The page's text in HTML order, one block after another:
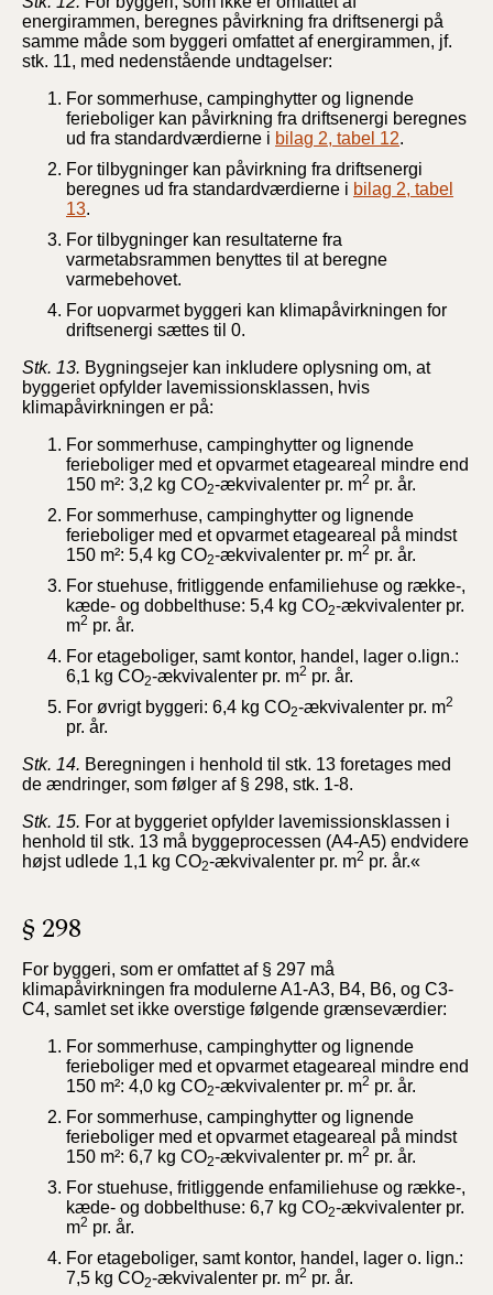
energirammen, beregnes påvirkning fra driftsenergi på
samme måde som byggeri omfattet af energirammen, jf.
stk. 11, med nedenstående undtagelser:
For sommerhuse, campinghytter og lignende
ferieboliger kan påvirkning fra driftsenergi beregnes
ud fra standardværdierne i bilag 2, tabel 12.
For tilbygninger kan påvirkning fra driftsenergi
beregnes ud fra standardværdierne i bilag 2, tabel
13.
For tilbygninger kan resultaterne fra
varmetabsrammen benyttes til at beregne
varmebehovet.
For uopvarmet byggeri kan klimapåvirkningen for
driftsenergi sættes til 0.
Stk. 13. Bygningsejer kan inkludere oplysning om, at
byggeriet opfylder lavemissionsklassen, hvis
klimapåvirkningen er på:
For sommerhuse, campinghytter og lignende
ferieboliger med et opvarmet etageareal mindre end
150 m²: 3,2 kg CO2-ækvivalenter pr. m2 pr. år.
For sommerhuse, campinghytter og lignende
ferieboliger med et opvarmet etageareal på mindst
150 m²: 5,4 kg CO2-ækvivalenter pr. m2 pr. år.
For stuehuse, fritliggende enfamiliehuse og række-,
kæde- og dobbelthuse: 5,4 kg CO2-ækvivalenter pr.
m2 pr. år.
For etageboliger, samt kontor, handel, lager o.lign.:
6,1 kg CO2-ækvivalenter pr. m2 pr. år.
For øvrigt byggeri: 6,4 kg CO2-ækvivalenter pr. m2
pr. år.
Stk. 14. Beregningen i henhold til stk. 13 foretages med
de ændringer, som følger af § 298, stk. 1-8.
Stk. 15. For at byggeriet opfylder lavemissionsklassen i
henhold til stk. 13 må byggeprocessen (A4-A5) endvidere
højst udlede 1,1 kg CO2-ækvivalenter pr. m2 pr. år.«
§ 298
For byggeri, som er omfattet af § 297 må
klimapåvirkningen fra modulerne A1-A3, B4, B6, og C3-
C4, samlet set ikke overstige følgende grænseværdier:
For sommerhuse, campinghytter og lignende
ferieboliger med et opvarmet etageareal mindre end
150 m²: 4,0 kg CO2-ækvivalenter pr. m2 pr. år.
For sommerhuse, campinghytter og lignende
ferieboliger med et opvarmet etageareal på mindst
150 m²: 6,7 kg CO2-ækvivalenter pr. m2 pr. år.
For stuehuse, fritliggende enfamiliehuse og række-,
kæde- og dobbelthuse: 6,7 kg CO2-ækvivalenter pr.
m2 pr. år.
For etageboliger, samt kontor, handel, lager o. lign.:
7,5 kg CO2-ækvivalenter pr. m2 pr. år.